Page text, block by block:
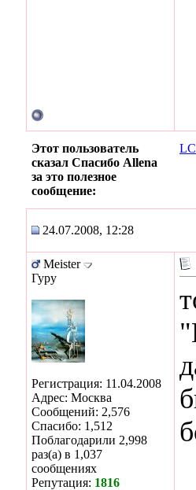
Этот пользователь
сказал Спасибо Allena
за это полезное
сообщение:
24.07.2008, 12:28
Meister
Гуру
Регистрация: 11.04.2008
Адрес: Москва
Сообщений: 2,576
Спасибо: 1,512
Поблагодарили 2,998
раз(а) в 1,037
сообщениях
Репутация: 1816